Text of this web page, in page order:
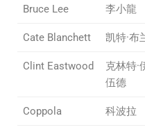
Bruce Lee 李小龍
Cate Blanchett 凯特·布
Clint Eastwood
克林特·
伍德
Coppola 科波拉